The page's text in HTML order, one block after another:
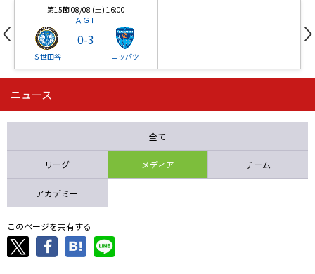
第15節 08/08 (土) 16:00
ＡＧＦ
Ｓ世田谷
0-3
ニッパツ
第16節 09/05 (土) 15:00
ニッパツ 石人の星
ニュース
全て
リーグ メディア チーム
アカデミー
このページを共有する